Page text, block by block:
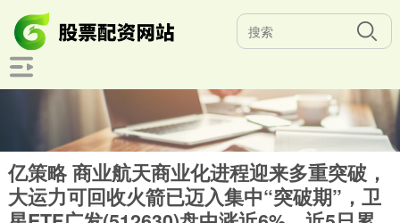
亿策略 商业航天商业化进程迎来多重突破，
大运力可回收火箭已迈入集中“突破期”，卫